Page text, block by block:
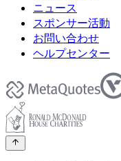
ニュース
スポンサー活動
お問い合わせ
ヘルプセンター